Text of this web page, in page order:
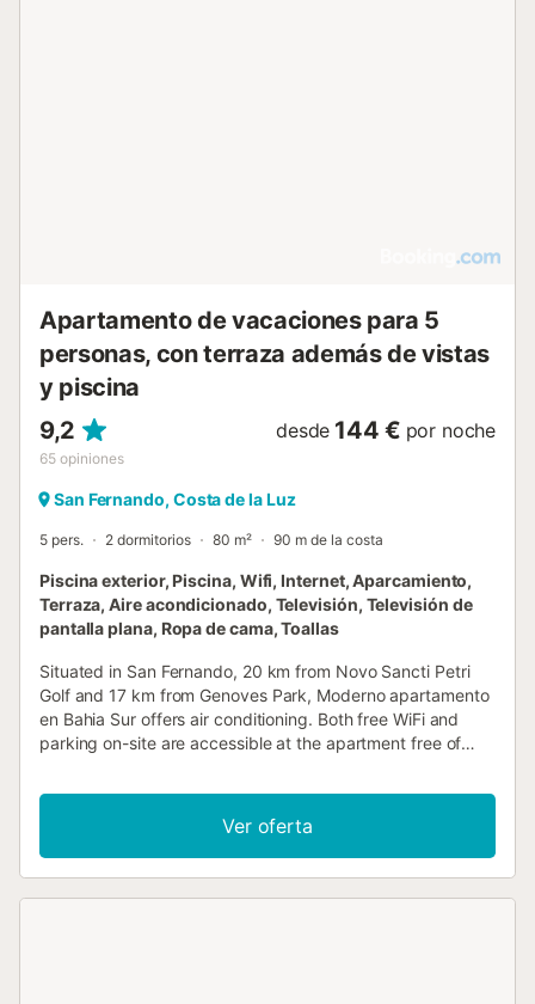
necesarios para disfrutar de una estancia independiente,
Apartamento de vacaciones para 5
personas, con terraza además de vistas
y piscina
9,2
65 opiniones
desde 144 € por noche
San Fernando, Costa de la Luz
5 pers. 2 dormitorios 80 m² 90 m de la costa
Piscina exterior, Piscina, Wifi, Internet, Aparcamiento,
Terraza, Aire acondicionado, Televisión, Televisión de
pantalla plana, Ropa de cama, Toallas
Situated in San Fernando, 20 km from Novo Sancti Petri
Golf and 17 km from Genoves Park, Moderno apartamento
en Bahia Sur offers air conditioning. Both free WiFi and
parking on-site are accessible at the apartment free of
Ver oferta